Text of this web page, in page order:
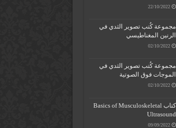
22/10/2022
مجموعة كُتب تصوير الثدي في
الرنين المغناطيسي
02/10/2022
مجموعة كُتب تصوير الثدي في
الموجات فوق الصوتية
02/10/2022
كتاب Basics of Musculoskeletal
Ultrasound
09/09/2022